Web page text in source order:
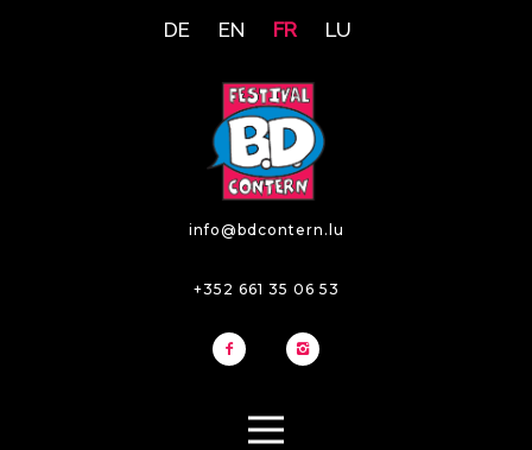
DE EN FR LU
info@bdcontern.lu
+352 661 35 06 53